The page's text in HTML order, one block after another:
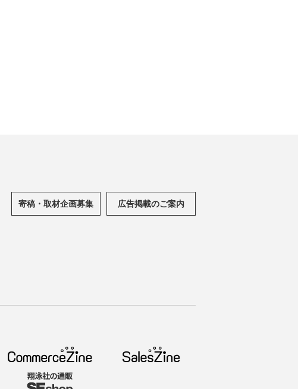
寄稿・取材企画募集 広告掲載のご案内